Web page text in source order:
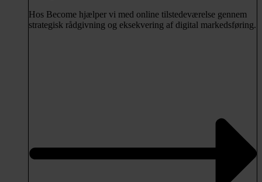
Hos Become hjælper vi med online tilstedeværelse gennem
strategisk rådgivning og eksekvering af digital markedsføring.